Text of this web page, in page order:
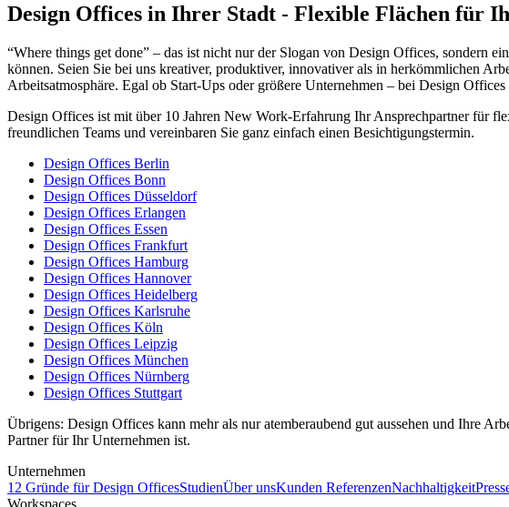
Design Offices in Ihrer Stadt - Flexible Flächen für
“Where things get done” – das ist nicht nur der Slogan von Design Offices, sondern
können. Seien Sie bei uns kreativer, produktiver, innovativer als in herkömmlichen
Arbeitsatmosphäre. Egal ob Start-Ups oder größere Unternehmen – bei Design
Design Offices ist mit über 10 Jahren New Work-Erfahrung Ihr Ansprechpartner für
freundlichen Teams und vereinbaren Sie ganz einfach einen Besichtigungstermin.
Design Offices Berlin
Design Offices Bonn
Design Offices Düsseldorf
Design Offices Erlangen
Design Offices Essen
Design Offices Frankfurt
Design Offices Hamburg
Design Offices Hannover
Design Offices Heidelberg
Design Offices Karlsruhe
Design Offices Köln
Design Offices Leipzig
Design Offices München
Design Offices Nürnberg
Design Offices Stuttgart
Übrigens: Design Offices kann mehr als nur atemberaubend gut aussehen und Ihre
Partner für Ihr Unternehmen ist.
Unternehmen
12 Gründe für Design OfficesStudienÜber unsKunden ReferenzenNachhaltigkeit
Workspaces